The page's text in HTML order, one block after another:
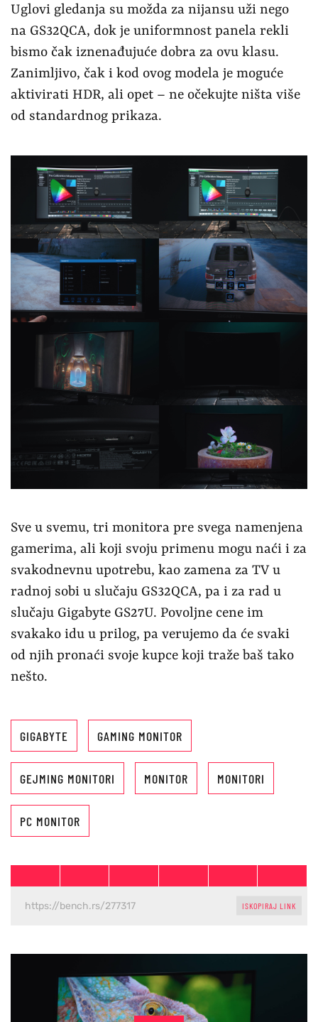
Uglovi gledanja su možda za nijansu uži nego
na GS32QCA, dok je uniformnost panela rekli
bismo čak iznenađujuće dobra za ovu klasu.
Zanimljivo, čak i kod ovog modela je moguće
aktivirati HDR, ali opet – ne očekujte ništa više
od standardnog prikaza.
Sve u svemu, tri monitora pre svega namenjena
gamerima, ali koji svoju primenu mogu naći i za
svakodnevnu upotrebu, kao zamena za TV u
radnoj sobi u slučaju GS32QCA, pa i za rad u
slučaju Gigabyte GS27U. Povoljne cene im
svakako idu u prilog, pa verujemo da će svaki
od njih pronaći svoje kupce koji traže baš tako
nešto.
GIGABYTE GAMING MONITOR
GEJMING MONITORI MONITOR MONITORI
PC MONITOR
ISKOPIRAJ LINK